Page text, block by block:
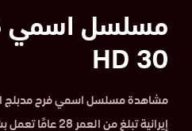
30 HD
إيرانية تبلغ